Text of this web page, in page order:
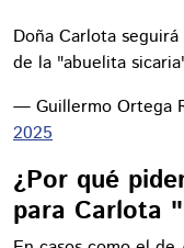
Doña Carlota
de la "abuelita
— Guillermo Ortega
2025
¿Por qué
para Carlota